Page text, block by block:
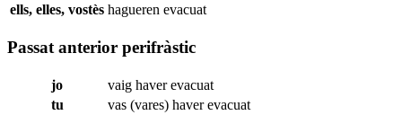
ells, elles, vostès hagueren evacuat
Passat anterior perifràstic
jo vaig haverevacuat
tu
vas (vares) haverevacuat